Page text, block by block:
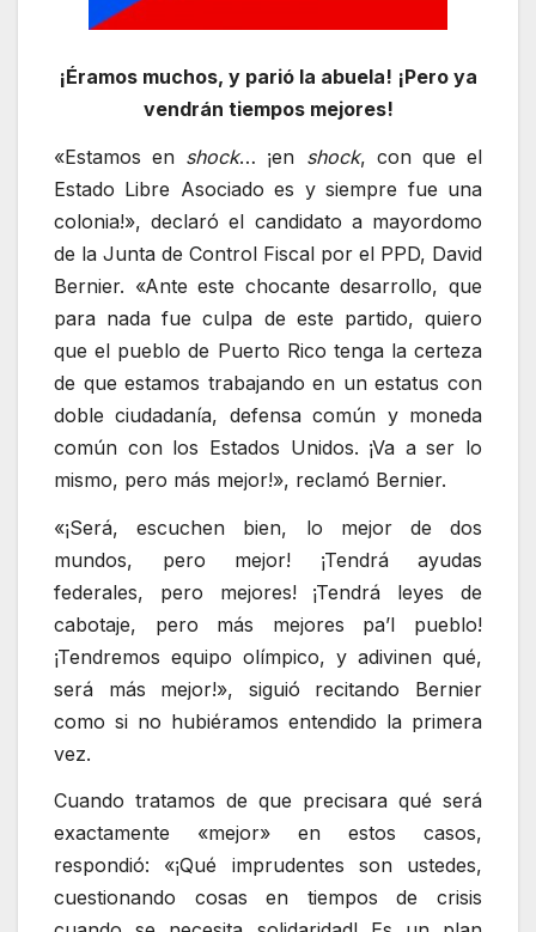
¡Éramos muchos, y parió la abuela! ¡Pero ya
vendrán tiempos mejores!
«Estamos en shock… ¡en shock, con que el
Estado Libre Asociado es y siempre fue una
colonia!», declaró el candidato a mayordomo
de la Junta de Control Fiscal por el PPD, David
Bernier. «Ante este chocante desarrollo, que
para nada fue culpa de este partido, quiero
que el pueblo de Puerto Rico tenga la certeza
de que estamos trabajando en un estatus con
doble ciudadanía, defensa común y moneda
común con los Estados Unidos. ¡Va a ser lo
mismo, pero más mejor!», reclamó Bernier.
«¡Será, escuchen bien, lo mejor de dos
mundos, pero mejor! ¡Tendrá ayudas
federales, pero mejores! ¡Tendrá leyes de
cabotaje, pero más mejores pa’l pueblo!
¡Tendremos equipo olímpico, y adivinen qué,
será más mejor!», siguió recitando Bernier
como si no hubiéramos entendido la primera
vez.
Cuando tratamos de que precisara qué será
exactamente «mejor» en estos casos,
respondió: «¡Qué imprudentes son ustedes,
cuestionando cosas en tiempos de crisis